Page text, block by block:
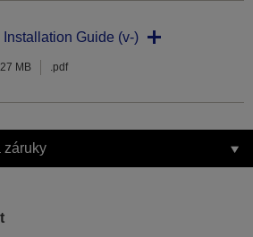
Guide (v-)
MB .pdf
záruky